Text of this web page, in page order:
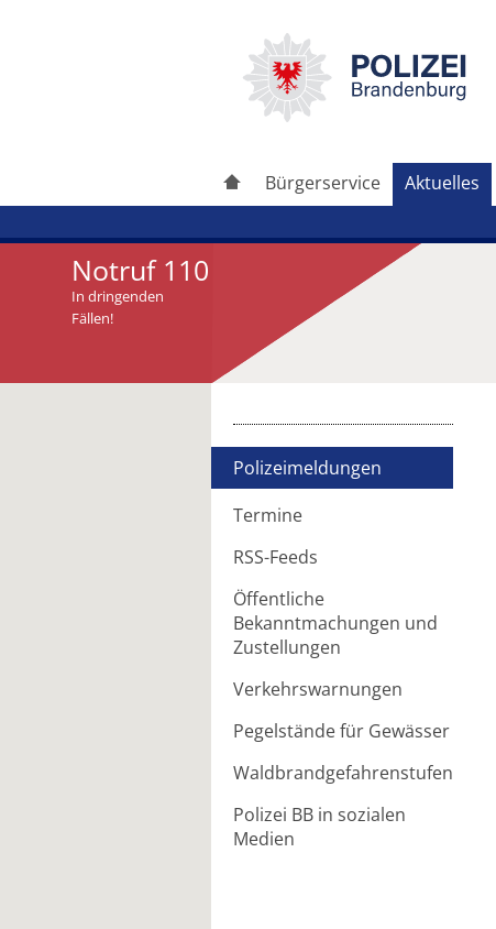
Bürgerservice Aktuelles
Notruf 110
In dringenden
Fällen!
Polizeimeldungen
Termine
RSS-Feeds
Öffentliche
Bekanntmachungen und
Zustellungen
Verkehrswarnungen
Pegelstände für Gewässer
Waldbrandgefahrenstufen
Polizei BB in sozialen
Medien
Artikel weiterleiten